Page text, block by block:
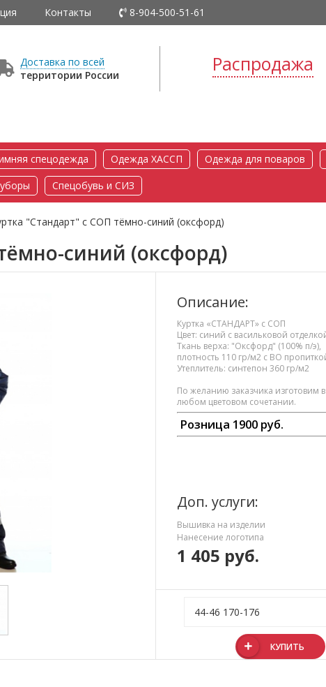
Контакты 8-904-500-51-61
Доставка по всей
территории России
Распродажа
спецодежда Одежда ХАССП Одежда для поваров
Спецобувь и СИЗ
"Стандарт" с СОП тёмно-синий (оксфорд)
синий (оксфорд)
Описание:
Куртка «СТАНДАРТ» с СОП
Цвет: синий с васильковой
Ткань верха: "Оксфорд" (100% п/э),
плотность 110 гр/м2 с ВО
Утеплитель: синтепон 360 гр/м2
По желанию заказчика изготовим в
любом цветовом сочетании.
Розница 1900 руб.
Доп. услуги:
Вышивка на изделии
Нанесение логотипа
1 405 руб.
КУПИТЬ